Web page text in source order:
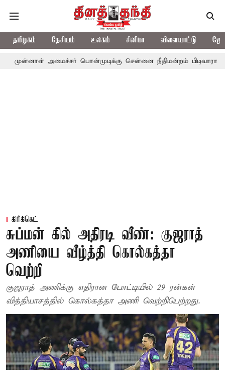
தமிழகம் தேசியம் உலகம் சினிமா விளையாட்டு
பொன்முடிக்கு சென்னை நீதிமன்றம் பிடிவாராண்ட்
கிரிக்கெட்
சுப்மன் கில் அதிரடி வீண்: குஜராத்
அணியை வீழ்த்தி கொல்கத்தா
வெற்றி
குஜராத் அணிக்கு எதிரான போட்டியில் 29 ரன்கள்
வித்தியாசத்தில் கொல்கத்தா அணி வெற்றிபெற்றது.